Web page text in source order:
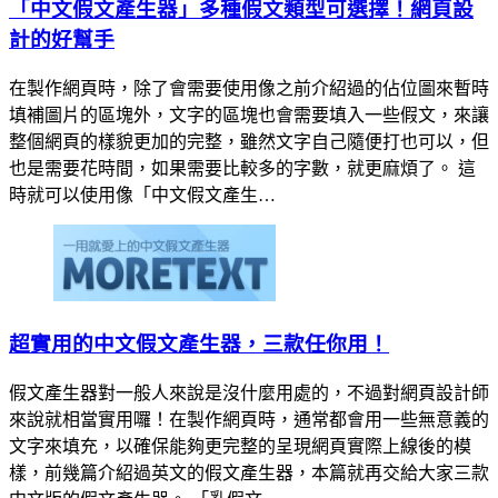
「中文假文產生器」多種假文類型可選擇！網頁設
計的好幫手
在製作網頁時，除了會需要使用像之前介紹過的佔位圖來暫時
填補圖片的區塊外，文字的區塊也會需要填入一些假文，來讓
整個網頁的樣貌更加的完整，雖然文字自己隨便打也可以，但
也是需要花時間，如果需要比較多的字數，就更麻煩了。 這
時就可以使用像「中文假文產生…
超實用的中文假文產生器，三款任你用！
假文產生器對一般人來說是沒什麼用處的，不過對網頁設計師
來說就相當實用囉！在製作網頁時，通常都會用一些無意義的
文字來填充，以確保能夠更完整的呈現網頁實際上線後的模
樣，前幾篇介紹過英文的假文產生器，本篇就再交給大家三款